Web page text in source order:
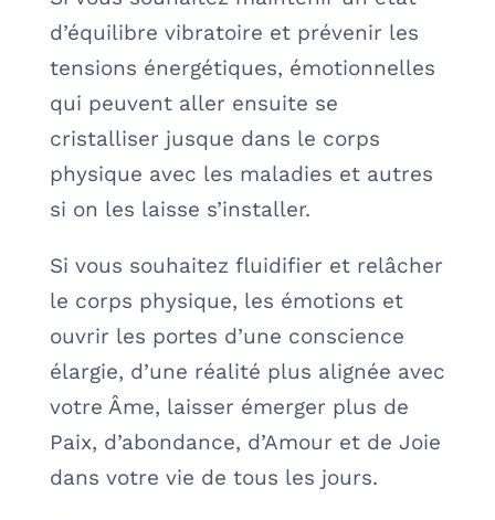
d’équilibre vibratoire et prévenir les
tensions énergétiques, émotionnelles
qui peuvent aller ensuite se
cristalliser jusque dans le corps
physique avec les maladies et autres
si on les laisse s’installer.
Si vous souhaitez fluidifier et relâcher
le corps physique, les émotions et
ouvrir les portes d’une conscience
élargie, d’une réalité plus alignée avec
votre Âme, laisser émerger plus de
Paix, d’abondance, d’Amour et de Joie
dans votre vie de tous les jours.